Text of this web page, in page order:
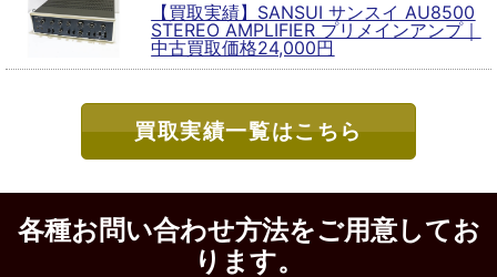
【買取実績】SANSUI サンスイ AU8500
STEREO AMPLIFIER プリメインアンプ｜
中古買取価格24,000円
買取実績一覧はこちら
各種お問い合わせ方法をご用意してお
ります。